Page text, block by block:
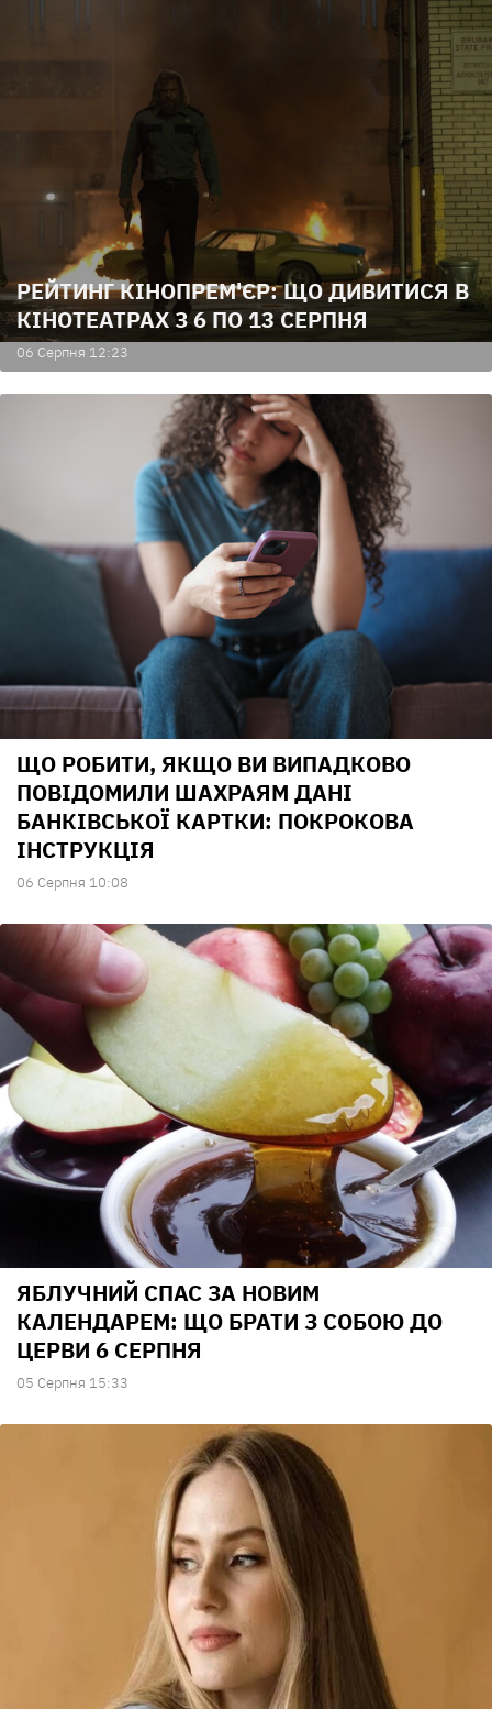
РЕЙТИНГ КІНОПРЕМ'ЄР: ЩО ДИВИТИСЯ В
КІНОТЕАТРАХ З 6 ПО 13 СЕРПНЯ
06 Серпня 12:23
ЩО РОБИТИ, ЯКЩО ВИ ВИПАДКОВО
ПОВІДОМИЛИ ШАХРАЯМ ДАНІ
БАНКІВСЬКОЇ КАРТКИ: ПОКРОКОВА
ІНСТРУКЦІЯ
06 Серпня 10:08
ЯБЛУЧНИЙ СПАС ЗА НОВИМ
КАЛЕНДАРЕМ: ЩО БРАТИ З СОБОЮ ДО
ЦЕРВИ 6 СЕРПНЯ
05 Серпня 15:33